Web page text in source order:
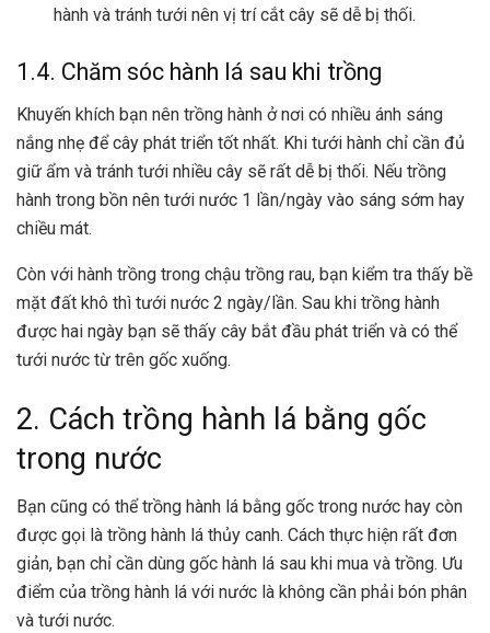
hành và tránh tưới nên vị trí cắt cây sẽ dễ bị thối.
1.4. Chăm sóc hành lá sau khi trồng
Khuyến khích bạn nên trồng hành ở nơi có nhiều ánh sáng
nắng nhẹ để cây phát triển tốt nhất. Khi tưới hành chỉ cần đủ
giữ ẩm và tránh tưới nhiều cây sẽ rất dễ bị thối. Nếu trồng
hành trong bồn nên tưới nước 1 lần/ngày vào sáng sớm hay
chiều mát.
Còn với hành trồng trong chậu trồng rau, bạn kiểm tra thấy bề
mặt đất khô thì tưới nước 2 ngày/lần. Sau khi trồng hành
được hai ngày bạn sẽ thấy cây bắt đầu phát triển và có thể
tưới nước từ trên gốc xuống.
2. Cách trồng hành lá bằng gốc
trong nước
Bạn cũng có thể trồng hành lá bằng gốc trong nước hay còn
được gọi là trồng hành lá thủy canh. Cách thực hiện rất đơn
giản, bạn chỉ cần dùng gốc hành lá sau khi mua và trồng. Ưu
điểm của trồng hành lá với nước là không cần phải bón phân
và tưới nước.